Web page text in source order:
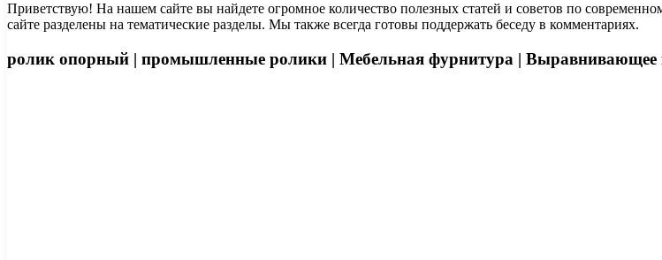
Приветствую! На нашем сайте вы найдете огромное количество полезных статей и советов по
сайте разделены на тематические разделы. Мы также всегда готовы поддержать беседу в комментариях.
ролик опорный | промышленные ролики | Мебельная фурнитура | Выравнивающее